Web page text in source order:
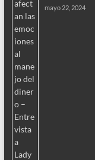
mayo 22, 2024